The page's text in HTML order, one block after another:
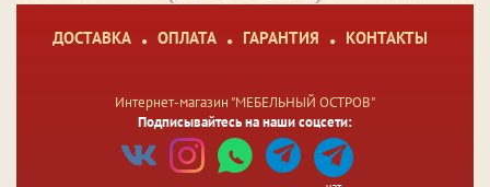
ДОСТАВКА ОПЛАТА ГАРАНТИЯ КОНТАКТЫ
Интернет-магазин "МЕБЕЛЬНЫЙ ОСТРОВ"
Подписывайтесь на наши соцсети: